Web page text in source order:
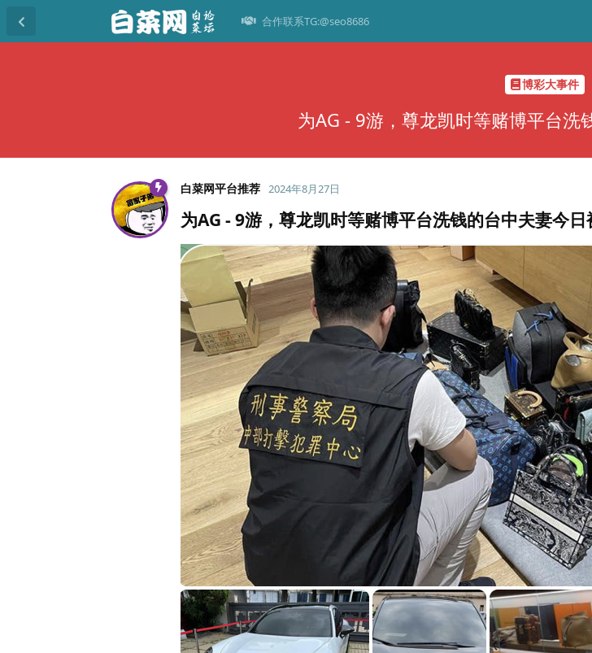
合作联系TG:@seo8686
博彩大事件
为AG - 9游，尊龙凯时等赌博平台洗
白菜网平台推荐 2024年8月27日
为AG - 9游，尊龙凯时等赌博平台洗钱的台中夫妻今日